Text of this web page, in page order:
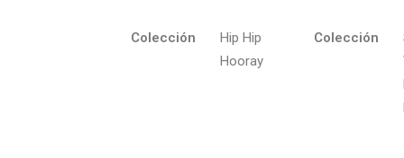
Colección
Hip Hip
Hooray
Colección